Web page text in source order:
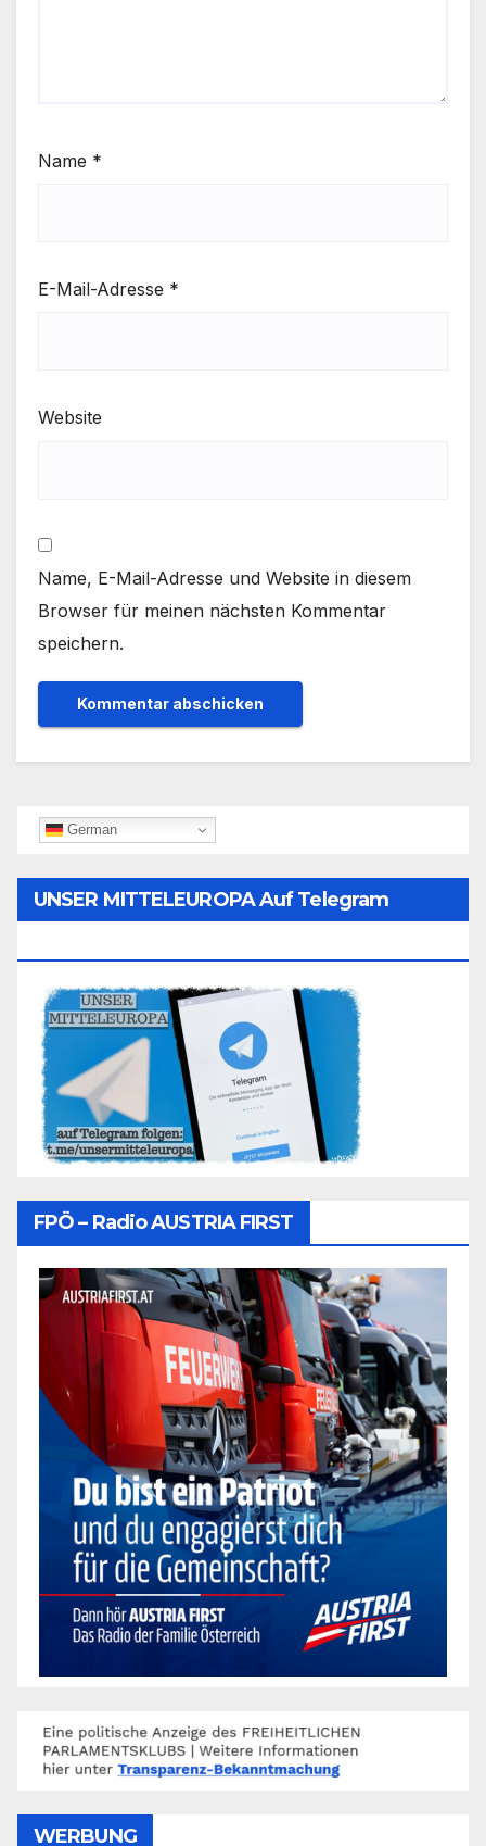
Name *
E-Mail-Adresse *
Website
Name, E-Mail-Adresse und Website in diesem
Browser für meinen nächsten Kommentar
speichern.
German
UNSER MITTELEUROPA Auf Telegram
FPÖ – Radio AUSTRIA FIRST
WERBUNG